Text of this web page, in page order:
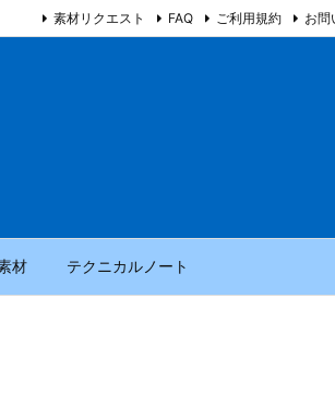
材 テクニカルノート
素材リクエスト FAQ ご利用規約 お問